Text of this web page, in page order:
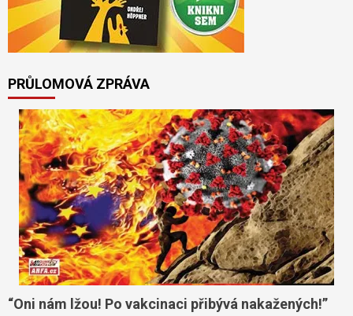
PRŮLOMOVÁ ZPRÁVA
“Oni nám lžou! Po vakcinaci přibývá nakažených!”